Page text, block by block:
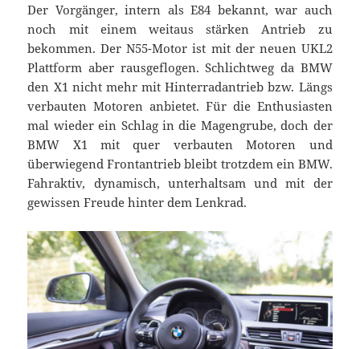
Der Vorgänger, intern als E84 bekannt, war auch
noch mit einem weitaus stärken Antrieb zu
bekommen. Der N55-Motor ist mit der neuen UKL2
Plattform aber rausgeflogen. Schlichtweg da BMW
den X1 nicht mehr mit Hinterradantrieb bzw. Längs
verbauten Motoren anbietet. Für die Enthusiasten
mal wieder ein Schlag in die Magengrube, doch der
BMW X1 mit quer verbauten Motoren und
überwiegend Frontantrieb bleibt trotzdem ein BMW.
Fahraktiv, dynamisch, unterhaltsam und mit der
gewissen Freude hinter dem Lenkrad.